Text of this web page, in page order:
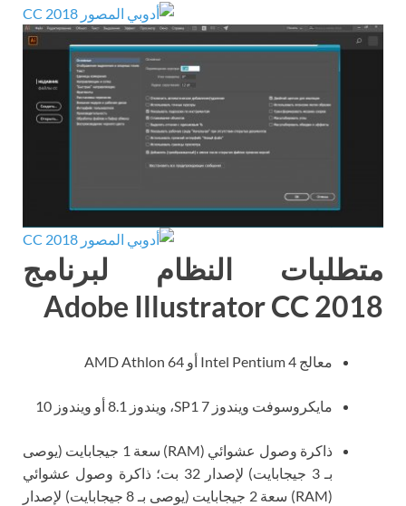
متطلبات النظام لبرنامج
Adobe Illustrator CC 2018
معالج Intel Pentium 4 أو AMD Athlon 64
مايكروسوفت ويندوز 7 SP1، ويندوز 8.1 أو ويندوز 10
ذاكرة وصول عشوائي (RAM) سعة 1 جيجابايت (يوصى
بـ 3 جيجابايت) لإصدار 32 بت؛ ذاكرة وصول عشوائي
(RAM) سعة 2 جيجابايت (يوصى بـ 8 جيجابايت) لإصدار